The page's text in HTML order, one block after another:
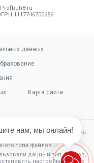
1117746700686
данных
Карта сайта
свое согласие на
с настоящим
типа файлов.
данный тип файлов,
настройки вашего
нам, мы онлайн!